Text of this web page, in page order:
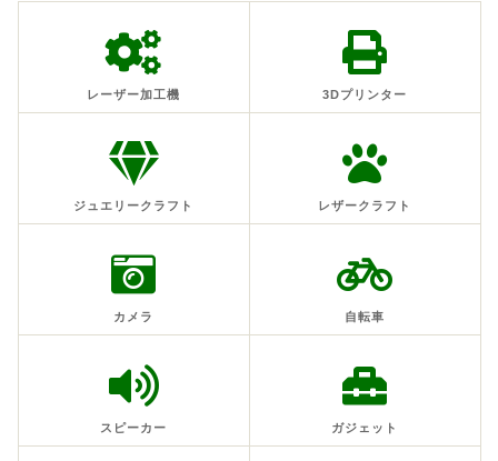
レーザー加工機 3Dプリンター
ジュエリークラフト レザークラフト
カメラ 自転車
スピーカー ガジェット